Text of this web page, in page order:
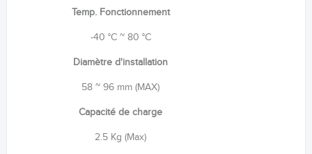
Temp. Fonctionnement
-40 °C ~ 80 °C
Diamètre d'installation
58 ~ 96 mm (MAX)
Capacité de charge
2.5 Kg (Max)